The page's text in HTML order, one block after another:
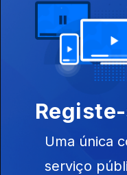
Uma única
serviço